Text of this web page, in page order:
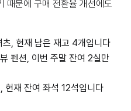
때문에 구매 전환율 개선에도
, 현재 남은 재고 4개입니다
펜션, 이번 주말 잔여 2실만
현재 잔여 좌석 12석입니다